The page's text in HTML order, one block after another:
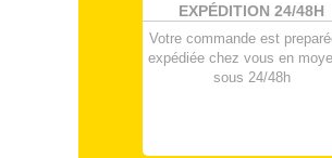
EXPÉDITION 24/48H
Votre commande est
expédiée chez vous en
sous 24/48h